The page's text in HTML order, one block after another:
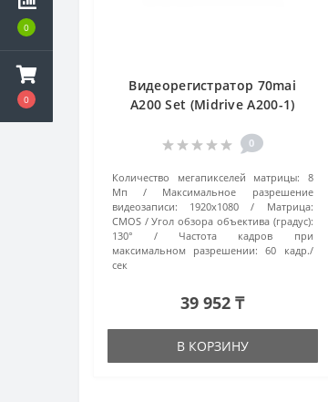
0
0
Видеорегистратор 70mai
A200 Set (Midrive A200-1)
0
Количество мегапикселей матрицы:
8
Мп
Максимальное разрешение
видеозаписи:
1920x1080
Матрица:
CMOS
Угол обзора объектива (градус):
130°
Частота кадров при
максимальном разрешении:
60 кадр./
сек
39 952 ₸
В КОРЗИНУ